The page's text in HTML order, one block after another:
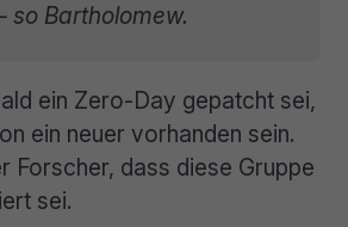
so Bartholomew.
ein Zero-Day gepatcht sei,
ein neuer vorhanden sein.
Forscher, dass diese Gruppe
sei.